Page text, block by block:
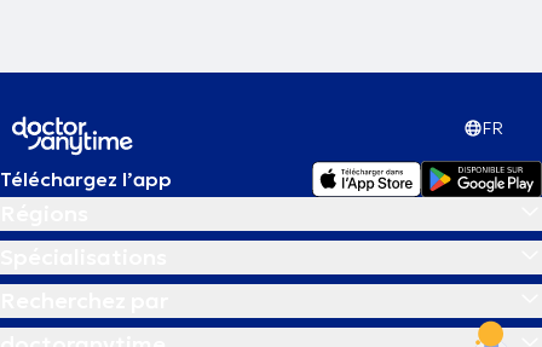
FR
Téléchargez l’app